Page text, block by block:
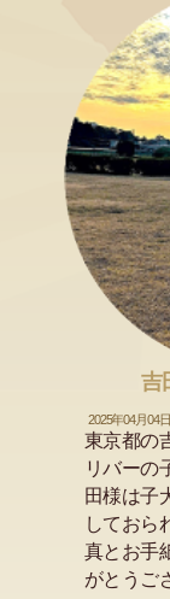
吉
2025年04月04日
東京都の
リバーの
田様は子
しておら
真とお手
がとうご